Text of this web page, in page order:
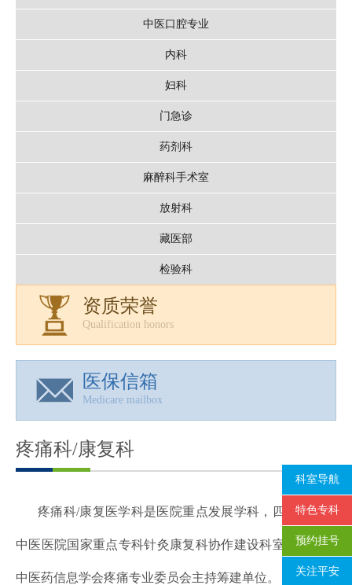
中医口腔专业
内科
妇科
门急诊
药剂科
麻醉科手术室
放射科
藏医部
检验科
资质荣誉
Qualification honors
医保信箱
Medicare mailbox
疼痛科/康复科
疼痛科/康复医学科是医院重点发展学科，四川省第二
中医医院国家重点专科针灸康复科协作建设科室，四川省
中医药信息学会疼痛专业委员会主持筹建单位。
科室导航
特色专科
预约挂号
关注平安